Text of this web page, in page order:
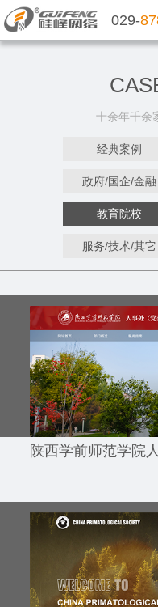
029-
十余年千余
经典案例
政府/国企/金融
教育院校
服务/技术/其它
陕西学前师范学院